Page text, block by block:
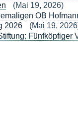
(Mai 19, 2026)
OB
2026
(Mai 19,
Fünfköpfiger